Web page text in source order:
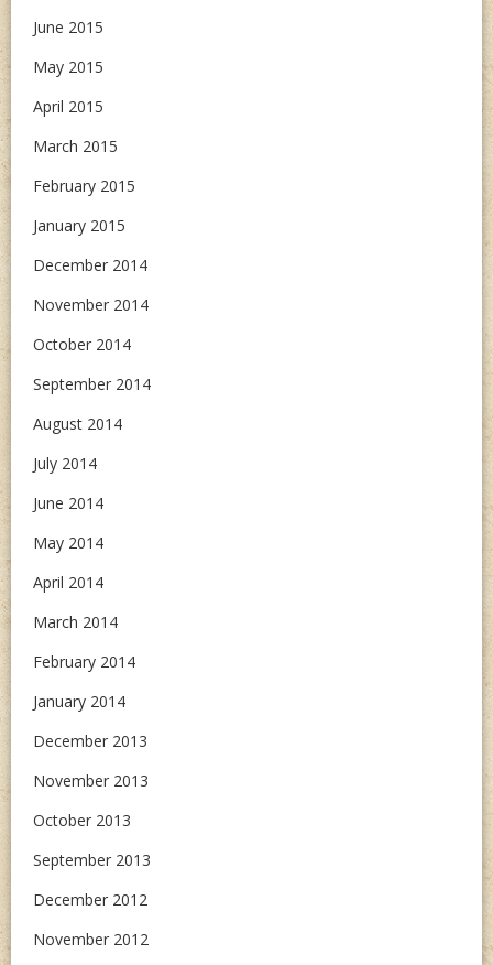
June 2015
May 2015
April 2015
March 2015
February 2015
January 2015
December 2014
November 2014
October 2014
September 2014
August 2014
July 2014
June 2014
May 2014
April 2014
March 2014
February 2014
January 2014
December 2013
November 2013
October 2013
September 2013
December 2012
November 2012